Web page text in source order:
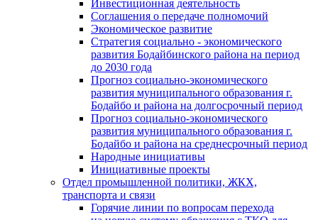
Инвестиционная деятельность
Соглашения о передаче полномочий
Экономическое развитие
Стратегия социально - экономического
развития Бодайбинского района на период
до 2030 года
Прогноз социально-экономического
развития муниципального образования г.
Бодайбо и района на долгосрочный период
Прогноз социально-экономического
развития муниципального образования г.
Бодайбо и района на среднесрочный период
Народные инициативы
Инициативные проекты
Отдел промышленной политики, ЖКХ,
транспорта и связи
Горячие линии по вопросам перехода